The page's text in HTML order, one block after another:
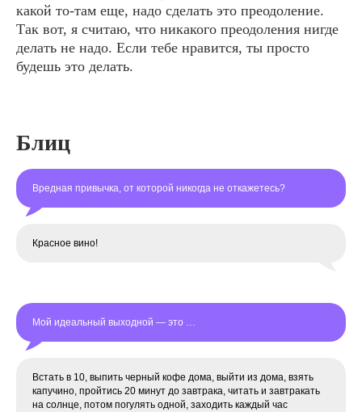
какой то-там еще, надо сделать это преодоление.
Так вот, я считаю, что никакого преодоления нигде
делать не надо. Если тебе нравится, ты просто
будешь это делать.
Блиц
Вредная привычка, от которой никогда не откажетесь?
Красное вино!
Мой идеальный выходной — это …
Встать в 10, выпить черный кофе дома, выйти из дома, взять
капучино, пройтись 20 минут до завтрака, читать и завтракать
на солнце, потом погулять одной, заходить каждый час